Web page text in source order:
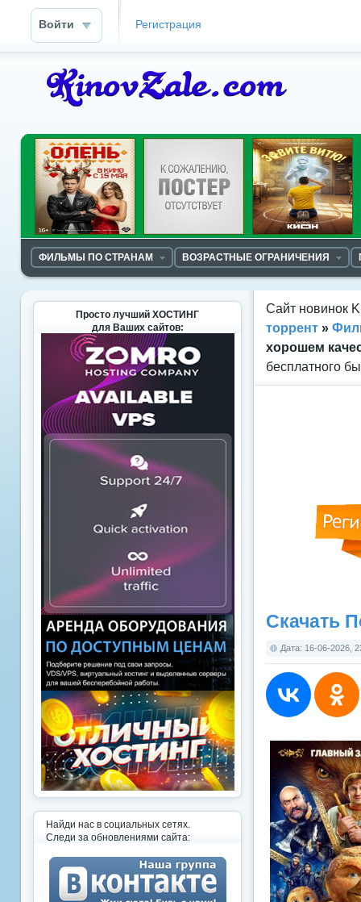
Войти Регистрация
ФИЛЬМЫ ПО СТРАНАМ ВОЗРАСТНЫЕ ОГРАНИЧЕНИЯ
Сайт новинок
торрент »
хорошем
бесплатного
Скачать
Дата: 16-06-2026,
Просто лучший ХОСТИНГ
для Ваших сайтов:
Найди нас в социальных сетях.
Следи за обновлениями сайта: